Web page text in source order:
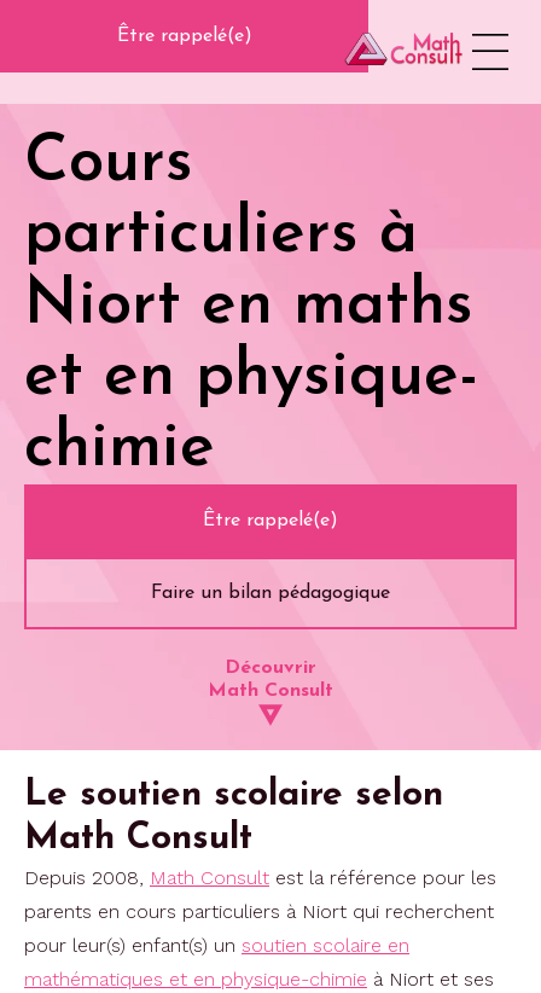
Être rappelé(e)
Découvrir
Math Consult
Cours
particuliers à
Niort en maths
et en physique-
chimie
Être rappelé(e)
Faire un bilan pédagogique
Le soutien scolaire selon
Math Consult
Depuis 2008, Math Consult est la référence pour les
parents en cours particuliers à Niort qui recherchent
pour leur(s) enfant(s) un soutien scolaire en
mathématiques et en physique-chimie à Niort et ses
Panneau de gestion des cookies